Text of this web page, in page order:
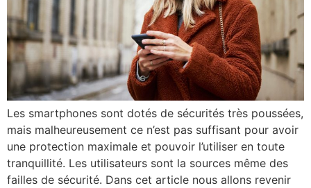
Les smartphones sont dotés de sécurités très poussées,
mais malheureusement ce n’est pas suffisant pour avoir
une protection maximale et pouvoir l’utiliser en toute
tranquillité. Les utilisateurs sont la sources même des
failles de sécurité. Dans cet article nous allons revenir